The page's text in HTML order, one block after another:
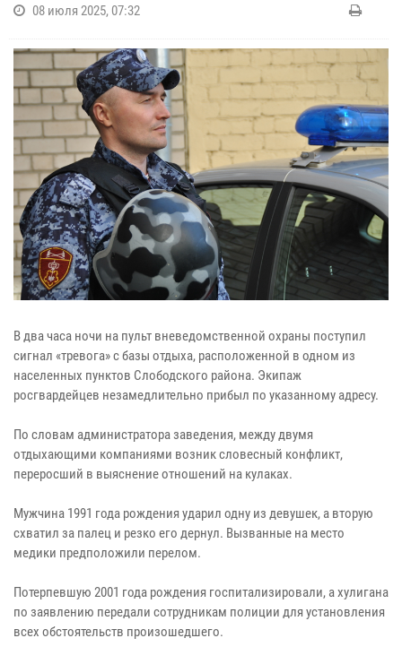
08 июля 2025, 07:32
В два часа ночи на пульт вневедомственной охраны поступил
сигнал «тревога» с базы отдыха, расположенной в одном из
населенных пунктов Слободского района. Экипаж
росгвардейцев незамедлительно прибыл по указанному адресу.
По словам администратора заведения, между двумя
отдыхающими компаниями возник словесный конфликт,
переросший в выяснение отношений на кулаках.
Мужчина 1991 года рождения ударил одну из девушек, а вторую
схватил за палец и резко его дернул. Вызванные на место
медики предположили перелом.
Потерпевшую 2001 года рождения госпитализировали, а хулигана
по заявлению передали сотрудникам полиции для установления
всех обстоятельств произошедшего.